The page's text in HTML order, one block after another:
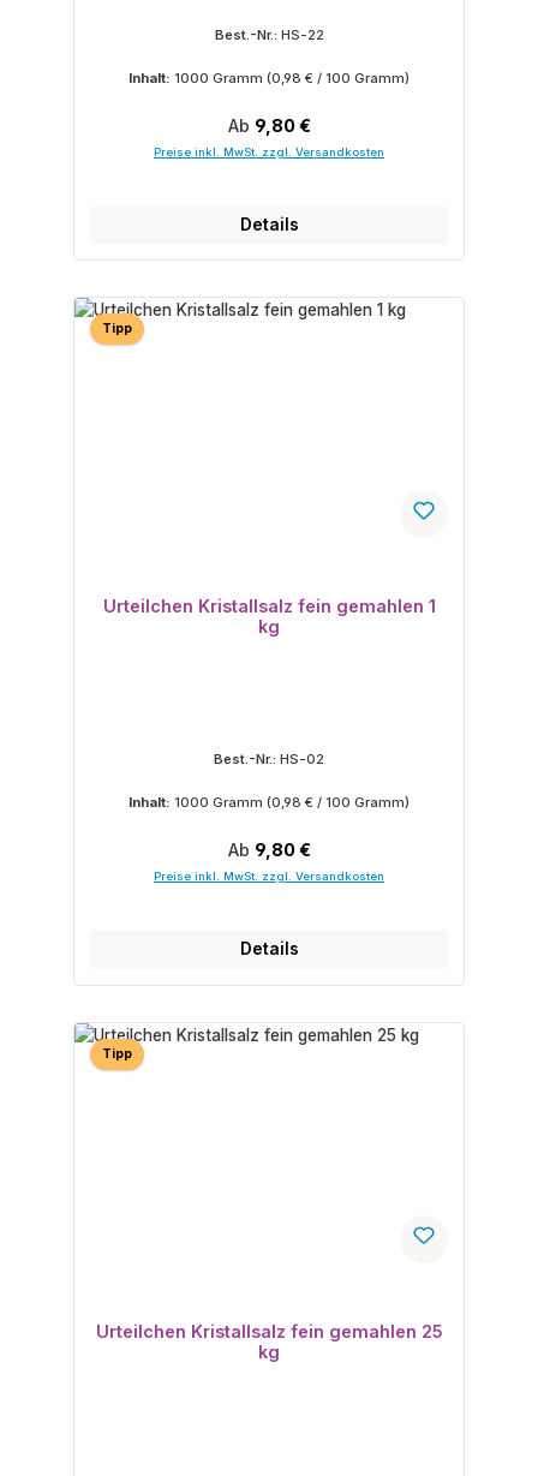
Best.-Nr.: HS-22
Inhalt: 1000 Gramm (0,98 € / 100 Gramm)
Regulärer Preis:
Ab 9,80 €
Preise inkl. MwSt. zzgl. Versandkosten
Details
Tipp
Urteilchen Kristallsalz fein gemahlen 1
kg
Best.-Nr.: HS-02
Inhalt: 1000 Gramm (0,98 € / 100 Gramm)
Regulärer Preis:
Ab 9,80 €
Preise inkl. MwSt. zzgl. Versandkosten
Details
Tipp
Urteilchen Kristallsalz fein gemahlen 25
kg